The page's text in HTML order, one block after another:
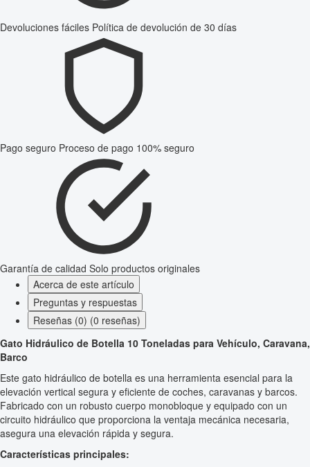
Devoluciones fáciles Política de devolución de 30 días
Pago seguro Proceso de pago 100% seguro
Garantía de calidad Solo productos originales
Acerca de este artículo
Preguntas y respuestas
Reseñas (0) (0 reseñas)
Gato Hidráulico de Botella 10 Toneladas para Vehículo, Caravana,
Barco
Este gato hidráulico de botella es una herramienta esencial para la
elevación vertical segura y eficiente de coches, caravanas y barcos.
Fabricado con un robusto cuerpo monobloque y equipado con un
circuito hidráulico que proporciona la ventaja mecánica necesaria,
asegura una elevación rápida y segura.
Características principales: